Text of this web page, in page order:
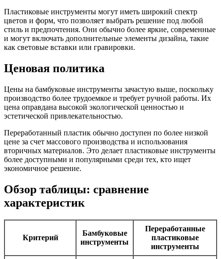
Пластиковые инструменты могут иметь широкий спектр
цветов и форм, что позволяет выбрать решение под любой
стиль и предпочтения. Они обычно более яркие, современные
и могут включать дополнительные элементы дизайна, такие
как световые вставки или гравировки.
Ценовая политика
Цены на бамбуковые инструменты зачастую выше, поскольку
производство более трудоемкое и требует ручной работы. Их
цена оправдана высокой экологической ценностью и
эстетической привлекательностью.
Переработанный пластик обычно доступен по более низкой
цене за счет массового производства и использования
вторичных материалов. Это делает пластиковые инструменты
более доступными и популярными среди тех, кто ищет
экономичное решение.
Обзор таблицы: сравнение
характеристик
Критерий
Бамбуковые
инструменты
Переработанные
пластиковые
инструменты